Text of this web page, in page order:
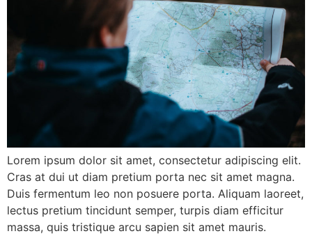
Lorem ipsum dolor sit amet, consectetur adipiscing elit.
Cras at dui ut diam pretium porta nec sit amet magna.
Duis fermentum leo non posuere porta. Aliquam laoreet,
lectus pretium tincidunt semper, turpis diam efficitur
massa, quis tristique arcu sapien sit amet mauris.